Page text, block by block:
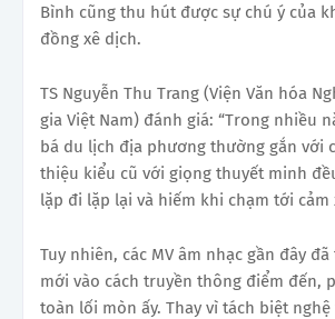
Bình cũng thu hút được sự chú ý của
đồng xê dịch.
TS Nguyễn Thu Trang (Viện Văn hóa
gia Việt Nam) đánh giá: “Trong nhiều
bá du lịch địa phương thường gắn với
thiệu kiểu cũ với giọng thuyết minh
lặp đi lặp lại và hiếm khi chạm tới cảm
Tuy nhiên, các MV âm nhạc gần đây
mới vào cách truyền thông điểm đến,
toàn lối mòn ấy. Thay vì tách biệt